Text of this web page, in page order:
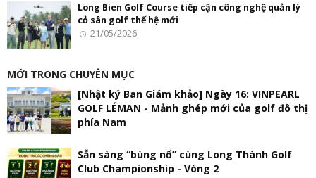
Long Bien Golf Course tiếp cận công nghệ quản lý
cỏ sân golf thế hệ mới
21/05/2026
MỚI TRONG CHUYÊN MỤC
[Nhật ký Ban Giám khảo] Ngày 16: VINPEARL
GOLF LÉMAN - Mảnh ghép mới của golf đô thị
phía Nam
Sẵn sàng “bùng nổ” cùng Long Thành Golf
Club Championship - Vòng 2